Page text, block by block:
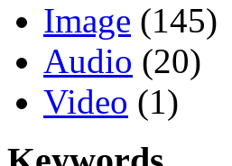
Image (145)
Audio (20)
Video (1)